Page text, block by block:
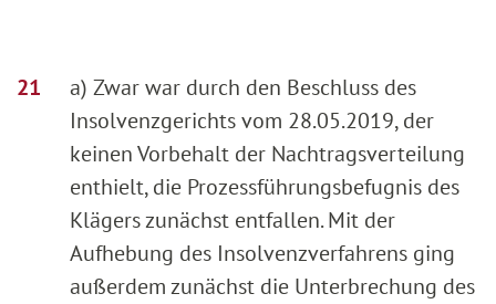
a) Zwar war durch den Beschluss des
Insolvenzgerichts vom 28.05.2019, der
keinen Vorbehalt der Nachtragsverteilung
enthielt, die Prozessführungsbefugnis des
Klägers zunächst entfallen. Mit der
Aufhebung des Insolvenzverfahrens ging
außerdem zunächst die Unterbrechung des